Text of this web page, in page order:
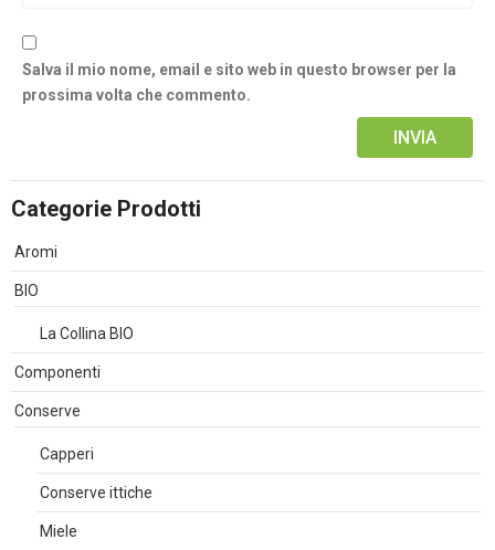
Salva il mio nome, email e sito web in questo browser per la
prossima volta che commento.
Categorie Prodotti
Aromi
BIO
La Collina BIO
Componenti
Conserve
Capperi
Conserve ittiche
Miele